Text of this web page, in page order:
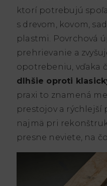
ktorí potrebujú
s drevom, kovom,
plastmi. Povrchová
prehrievanie a
opotrebeniu, vďaka
dlhšie oproti
praxi to znamená
prestojov a rýchlejší
najmä pri
presne neviete, na